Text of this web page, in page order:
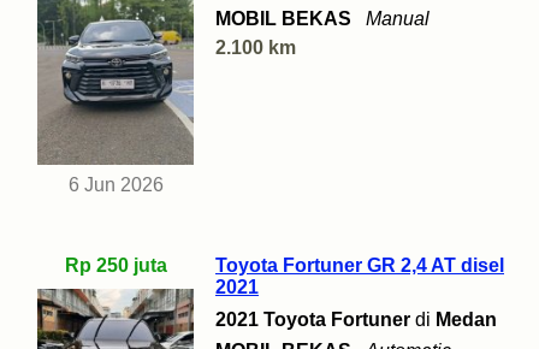
6 Jun 2026
MOBIL BEKAS
Manual
2.100 km
Rp 250 juta
Toyota Fortuner GR 2,4 AT disel
2021
2021 Toyota Fortuner di Medan